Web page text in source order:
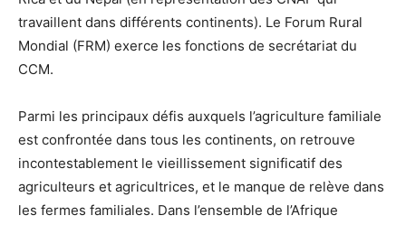
travaillent dans différents continents). Le Forum Rural
Mondial (FRM) exerce les fonctions de secrétariat du
CCM.
Parmi les principaux défis auxquels l’agriculture familiale
est confrontée dans tous les continents, on retrouve
incontestablement le vieillissement significatif des
agriculteurs et agricultrices, et le manque de relève dans
les fermes familiales. Dans l’ensemble de l’Afrique